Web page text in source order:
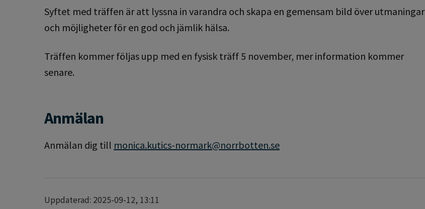
Syftet med träffen är att lyssna in varandra och skapa en gemensam bild över utmaningar
och möjligheter för en god och jämlik hälsa.
Träffen kommer följas upp med en fysisk träff 5 november, mer information kommer
senare.
Anmälan
Anmälan dig till monica.kutics-normark@norrbotten.se
Uppdaterad: 2025-09-12, 13:11